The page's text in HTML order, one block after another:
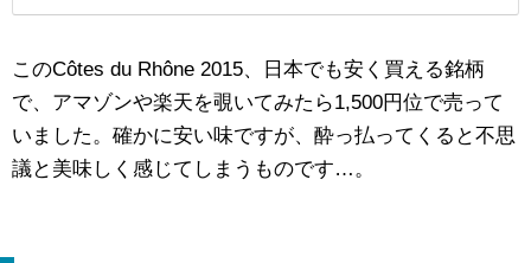
このCôtes du Rhône 2015、日本でも安く買える銘柄
で、アマゾンや楽天を覗いてみたら1,500円位で売って
いました。確かに安い味ですが、酔っ払ってくると不思
議と美味しく感じてしまうものです…。